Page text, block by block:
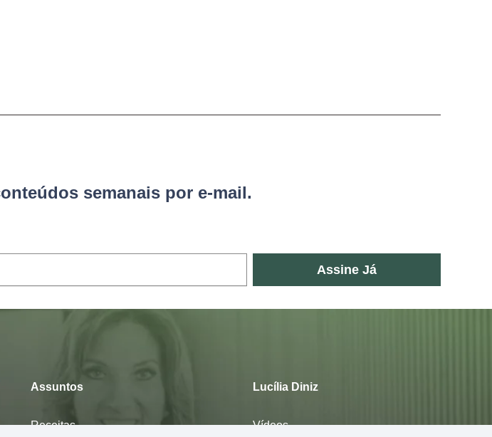
semanais por e-mail.
Assine Já
Assuntos
Receitas
Lucília Diniz
Vídeos